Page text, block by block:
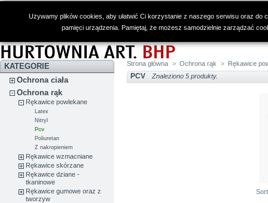
Używamy plików cookies, aby ułatwić Ci korzystanie z naszego serwisu oraz
pamięci urządzenia. Pamiętaj, że możesz samodzielnie zarządzać
KATEGORIE
Ochrona ciała
Ochrona rąk
Rękawice powlekane
Latex
Nitryl
Pcv
Poliuretan
Z nakropieniem
Rękawice wzmacniane
Rękawice skórzane
Rękawice dziane -
tkaninowe
Rękawice gumowe oraz z
tworzyw
Strona główna > Ochrona rąk > Rękawice
PCV Znaleziono 5 produkty.